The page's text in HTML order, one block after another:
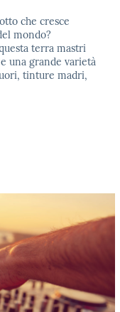
che cresce
mondo?
terra mastri
una grande varietà
tinture madri,